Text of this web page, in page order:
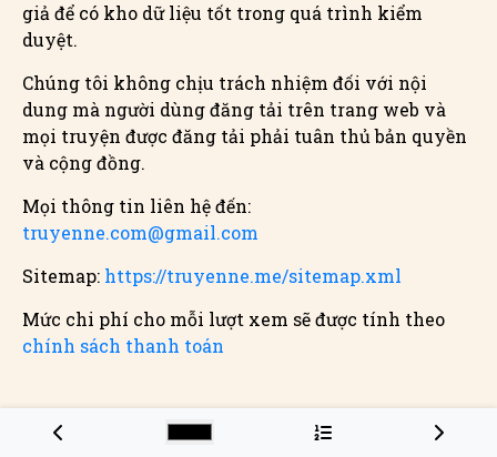
giả để có kho dữ liệu tốt trong quá trình kiểm
duyệt.
Chúng tôi không chịu trách nhiệm đối với nội
dung mà người dùng đăng tải trên trang web và
mọi truyện được đăng tải phải tuân thủ bản quyền
và cộng đồng.
Mọi thông tin liên hệ đến:
truyenne.com@gmail.com
Sitemap: https://truyenne.me/sitemap.xml
Mức chi phí cho mỗi lượt xem sẽ được tính theo
chính sách thanh toán
© 2025 Tất cả quyền được bảo lưu.